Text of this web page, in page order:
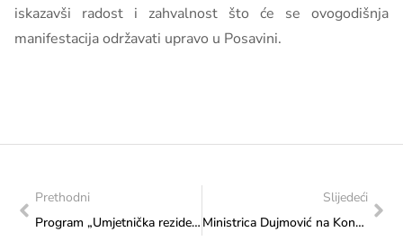
iskazavši radost i zahvalnost što će se ovogodišnja
manifestacija održavati upravo u Posavini.
Prethodni
Program „Umjetnička rezidencija 2018“, Beč i Salzburg (Austrija)
Slijedeći
Ministrica Dujmović na Konferenciji „Zanati-prošlost, sadašnjost, budućnost“